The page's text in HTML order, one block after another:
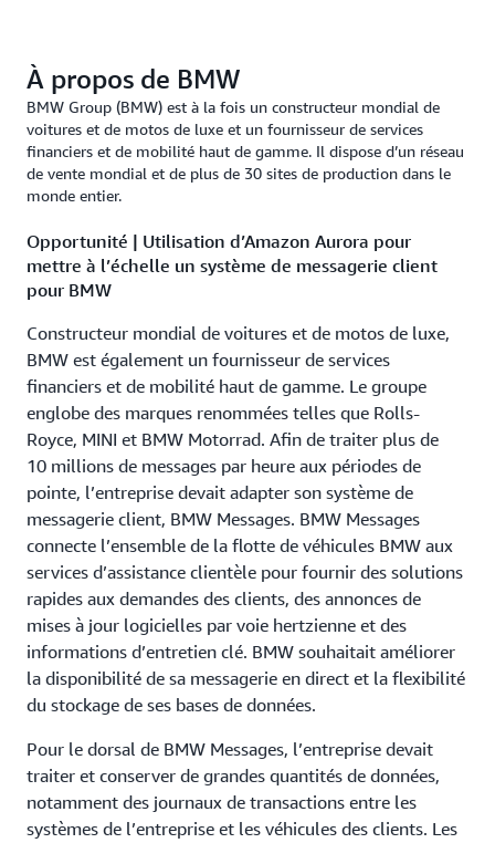
À propos de BMW
BMW Group (BMW) est à la fois un constructeur mondial de
voitures et de motos de luxe et un fournisseur de services
financiers et de mobilité haut de gamme. Il dispose d’un réseau
de vente mondial et de plus de 30 sites de production dans le
monde entier.
Opportunité | Utilisation d’Amazon Aurora pour
mettre à l’échelle un système de messagerie client
pour BMW
Constructeur mondial de voitures et de motos de luxe,
BMW est également un fournisseur de services
financiers et de mobilité haut de gamme. Le groupe
englobe des marques renommées telles que Rolls-
Royce, MINI et BMW Motorrad. Afin de traiter plus de
10 millions de messages par heure aux périodes de
pointe, l’entreprise devait adapter son système de
messagerie client, BMW Messages. BMW Messages
connecte l’ensemble de la flotte de véhicules BMW aux
services d’assistance clientèle pour fournir des solutions
rapides aux demandes des clients, des annonces de
mises à jour logicielles par voie hertzienne et des
informations d’entretien clé. BMW souhaitait améliorer
la disponibilité de sa messagerie en direct et la flexibilité
du stockage de ses bases de données.
Pour le dorsal de BMW Messages, l’entreprise devait
traiter et conserver de grandes quantités de données,
notamment des journaux de transactions entre les
systèmes de l’entreprise et les véhicules des clients. Les